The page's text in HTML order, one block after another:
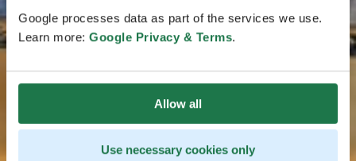
Google processes data as part of the services we use.
Learn more: Google Privacy & Terms.
Allow all
Use necessary cookies only